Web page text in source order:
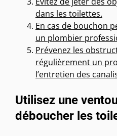
dans les toilettes.
En cas de bouchon
un plombier
Prévenez les
régulièrement un
l’entretien des
Utilisez une
déboucher les